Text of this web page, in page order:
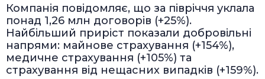
Компанія повідомляє, що за півріччя уклала
понад 1,26 млн договорів (+25%).
Найбільший приріст показали добровільні
напрями: майнове страхування (+154%),
медичне страхування (+105%) та
страхування від нещасних випадків (+159%).